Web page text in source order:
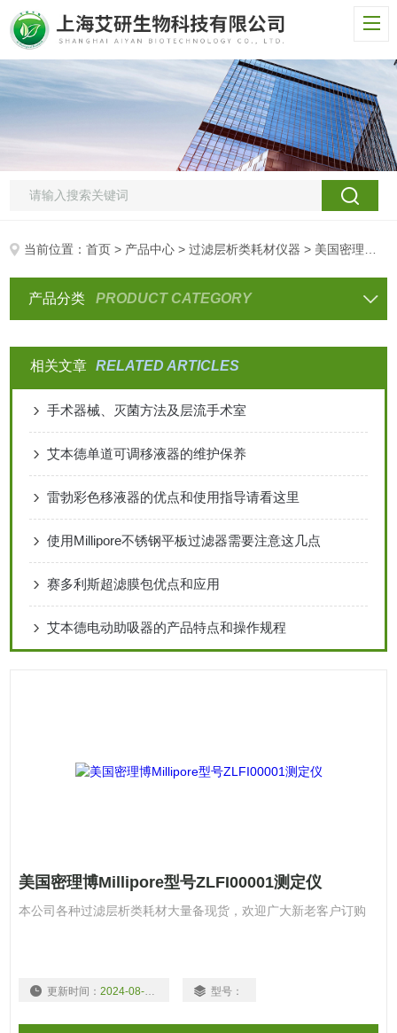
当前位置：首页 > 产品中心 >过滤层析类耗材仪器 > 美国密理博Millipore过滤产品
产品分类 PRODUCT CATEGORY
相关文章 RELATED ARTICLES
手术器械、灭菌方法及层流手术室
艾本德单道可调移液器的维护保养
雷勃彩色移液器的优点和使用指导请看这里
使用Millipore不锈钢平板过滤器需要注意这几点
赛多利斯超滤膜包优点和应用
艾本德电动助吸器的产品特点和操作规程
美国密理博Millipore型号ZLFI00001测定仪
本公司各种过滤层析类耗材大量备现货，欢迎广大新老客户订购
更新时间： 2024-08-03 型号：